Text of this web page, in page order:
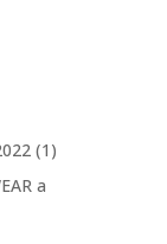
(1)
a